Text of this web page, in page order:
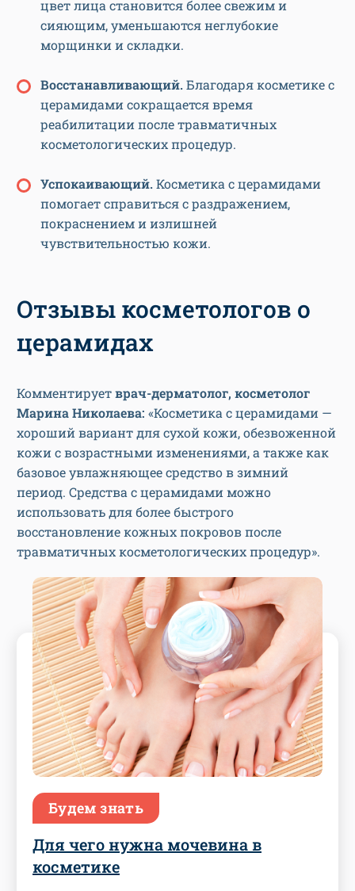
цвет лица становится более свежим и
сияющим, уменьшаются неглубокие
морщинки и складки.
Восстанавливающий.Благодаря косметике с
церамидами сокращается время
реабилитации после травматичных
косметологических процедур.
Успокаивающий.Косметика с церамидами
помогает справиться с раздражением,
покраснением и излишней
чувствительностью кожи.
Отзывы косметологов о
церамидах
Комментируетврач-дерматолог, косметолог
Марина Николаева: «Косметика с церамидами —
хороший вариант для сухой кожи, обезвоженной
кожи с возрастными изменениями, а также как
базовое увлажняющее средство в зимний
период. Средства с церамидами можно
использовать для более быстрого
восстановление кожных покровов после
травматичных косметологических процедур».
Будем знать
Для чего нужна мочевина в
косметике